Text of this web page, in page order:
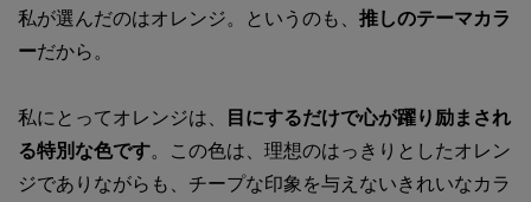
私が選んだのはオレンジ。というのも、 推しのテーマカラ
ーだから。
私にとってオレンジは、 目にするだけで心が躍り励まされ
る特別な色です。この色は、理想のはっきりとしたオレン
ジでありながらも、チープな印象を与えないきれいなカラ